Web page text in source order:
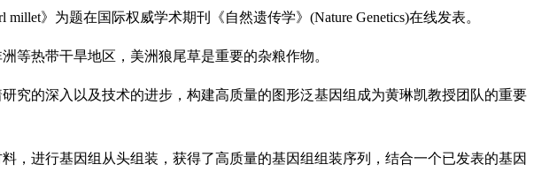
millet》为题在国际权威学术期刊《自然遗传学》(Nature Genetics)在线发表。
等热带干旱地区，美洲狼尾草是重要的杂粮作物。
究的深入以及技术的进步，构建高质量的图形泛基因组成为黄琳凯教授团队的重要
，进行基因组从头组装，获得了高质量的基因组组装序列，结合一个已发表的基因